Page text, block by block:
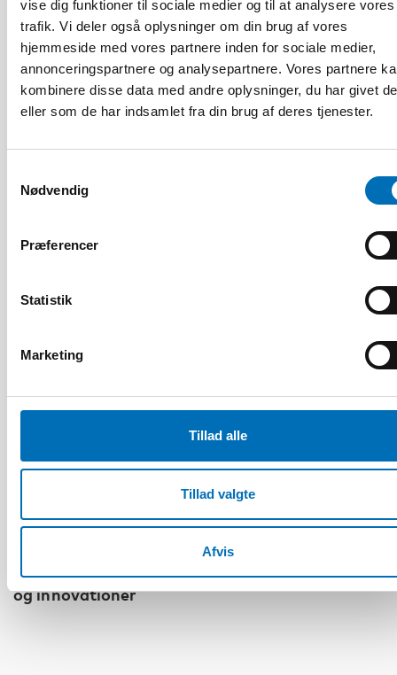
vise dig funktioner til sociale medier og til at analysere vores
trafik. Vi deler også oplysninger om din brug af vores
hjemmeside med vores partnere inden for sociale medier,
annonceringspartnere og analysepartnere. Vores partnere
kombinere disse data med andre oplysninger, du har givet
eller som de har indsamlet fra din brug af deres tjenester.
Nødvendig
Præferencer
Statistik
Marketing
Tillad alle
Tillad valgte
Afvis
DØVBLINDHED
14 jan 2020
10
HANDICAP
Det fjerde nordisk-baltiske møde om
handicappolitik og praksis: Inkluderende
kriseberedskab – Nordisk-baltiske erfaringer
og innovationer